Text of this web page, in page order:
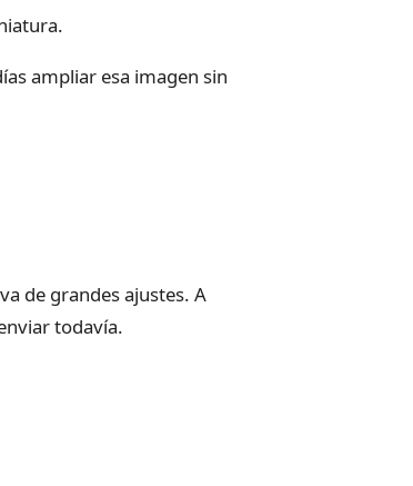
ampliar esa imagen sin
de grandes ajustes. A
todavía.